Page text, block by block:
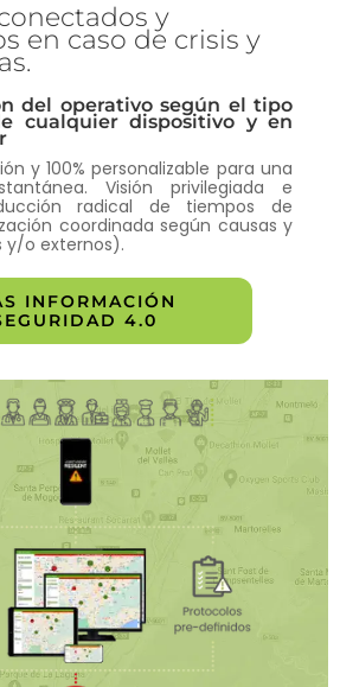
y
en caso de crisis y
del operativo según el tipo
cualquier dispositivo y en
y 100% personalizable para una
Visión privilegiada e
radical de tiempos de
coordinada según causas y
y/o externos).
INFORMACIÓN
4.0